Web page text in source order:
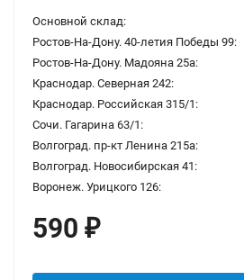
Основной склад:
Ростов-На-Дону. 40-летия Победы 99:
Ростов-На-Дону. Мадояна 25а:
Краснодар. Северная 242:
Краснодар. Российская 315/1:
Сочи. Гагарина 63/1:
Волгоград. пр-кт Ленина 215а:
Волгоград. Новосибирская 41:
Воронеж. Урицкого 126:
590 ₽